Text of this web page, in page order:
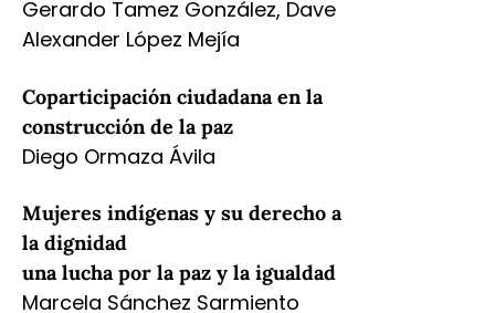
Gerardo Tamez González, Dave
Alexander López Mejía
Coparticipación ciudadana en la
construcción de la paz
Diego Ormaza Ávila
Mujeres indígenas y su derecho a
la dignidad
una lucha por la paz y la igualdad
Marcela Sánchez Sarmiento